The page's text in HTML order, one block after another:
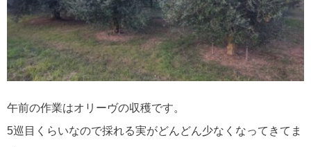
午前の作業はオリーヴの収穫です。
5巡目くらいなので採れる実がどんどん少なくなってきてま